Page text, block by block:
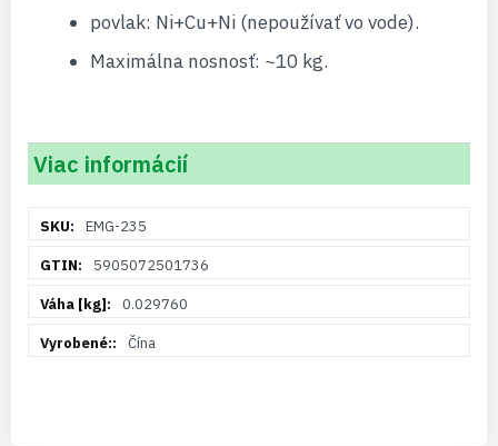
povlak: Ni+Cu+Ni (nepoužívať vo vode).
Maximálna nosnosť: ~10 kg.
Viac informácií
informáciíEMG-235
5905072501736
0.029760
Čína